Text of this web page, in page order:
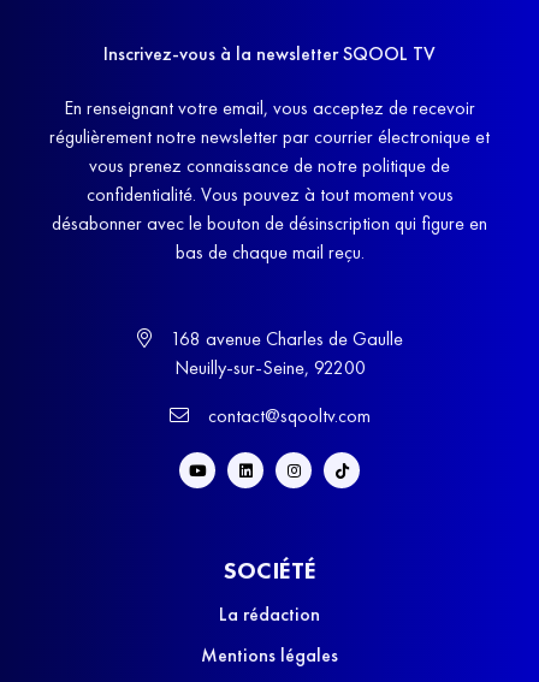
Inscrivez-vous à la newsletter SQOOL TV
En renseignant votre email, vous acceptez de recevoir
régulièrement notre newsletter par courrier électronique et
vous prenez connaissance de notre politique de
confidentialité. Vous pouvez à tout moment vous
désabonner avec le bouton de désinscription qui figure en
bas de chaque mail reçu.
168 avenue Charles de Gaulle
Neuilly-sur-Seine, 92200
contact@sqooltv.com
SOCIÉTÉ
La rédaction
Mentions légales